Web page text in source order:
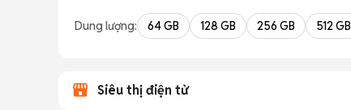
Dung lượng: 64 GB 128 GB 256 GB 512 GB
Siêu thị điện tử